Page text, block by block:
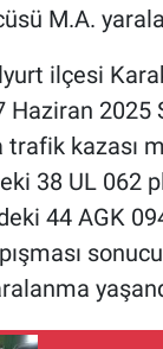
M.A.
ilçesi
Haziran 2025
trafik kazası
38 UL 062
44 AGK